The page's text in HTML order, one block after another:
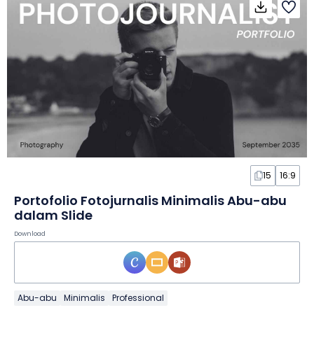
15 16:9
Portofolio Fotojurnalis Minimalis Abu-abu
dalam Slide
Download
Abu-abu Minimalis Professional